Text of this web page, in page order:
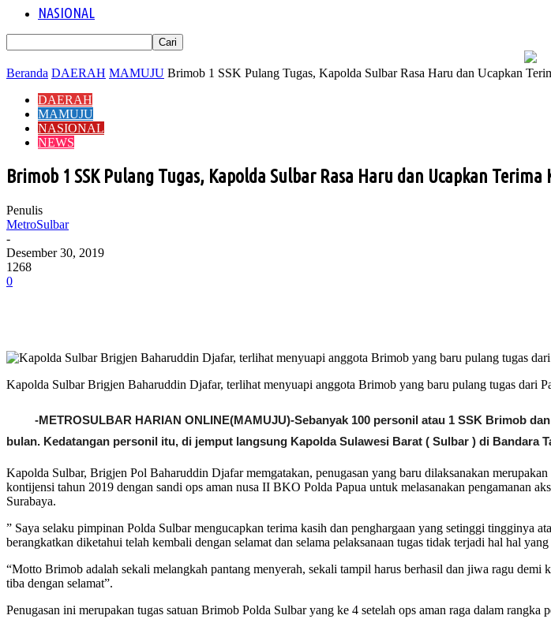
NASIONAL
Beranda DAERAH MAMUJU Brimob 1 SSK Pulang Tugas, Kapolda Sulbar Rasa Haru dan Ucapkan
DAERAH
MAMUJU
NASIONAL
NEWS
Brimob 1 SSK Pulang Tugas, Kapolda Sulbar Rasa Haru dan Ucapkan Terima
Penulis
MetroSulbar
-
Desember 30, 2019
1268
0
Kapolda Sulbar Brigjen Baharuddin Djafar, terlihat menyuapi anggota Brimob yang baru pulang tugas dari
-METROSULBAR HARIAN ONLINE(MAMUJU)-Sebanyak 100 personil atau 1 SSK Brimob
bulan. Kedatangan personil itu, di jemput langsung Kapolda Sulawesi Barat ( Sulbar ) di Bandara
Kapolda Sulbar, Brigjen Pol Baharuddin Djafar memgatakan, penugasan yang baru dilaksanakan
kontijensi tahun 2019 dengan sandi ops aman nusa II BKO Polda Papua untuk melasanakan pengamanan
Surabaya.
” Saya selaku pimpinan Polda Sulbar mengucapkan terima kasih dan penghargaan yang setinggi tingginya
berangkatkan diketahui telah kembali dengan selamat dan selama pelaksanaan tugas tidak terjadi hal hal
“Motto Brimob adalah sekali melangkah pantang menyerah, sekali tampil harus berhasil dan jiwa ragu
tiba dengan selamat”.
Penugasan ini merupakan tugas satuan Brimob Polda Sulbar yang ke 4 setelah ops aman raga dalam